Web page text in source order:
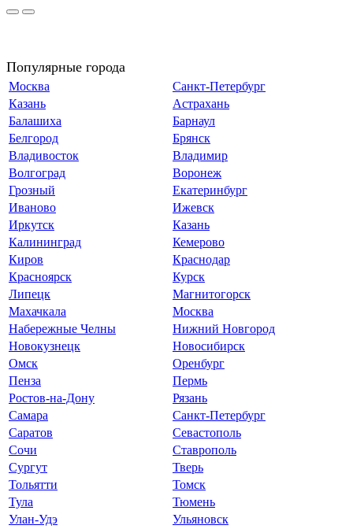
Популярные города
Москва
Санкт-Петербург
Казань
Астрахань
Балашиха
Барнаул
Белгород
Брянск
Владивосток
Владимир
Волгоград
Воронеж
Грозный
Екатеринбург
Иваново
Ижевск
Иркутск
Казань
Калининград
Кемерово
Киров
Краснодар
Красноярск
Курск
Липецк
Магнитогорск
Махачкала
Москва
Набережные Челны
Нижний Новгород
Новокузнецк
Новосибирск
Омск
Оренбург
Пенза
Пермь
Ростов-на-Дону
Рязань
Самара
Санкт-Петербург
Саратов
Севастополь
Сочи
Ставрополь
Сургут
Тверь
Тольятти
Томск
Тула
Тюмень
Улан-Удэ
Ульяновск